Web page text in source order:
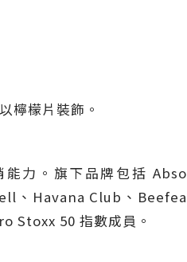
檸檬片裝飾。
力。旗下品牌包括
、Havana Club、
Stoxx 50 指數成員。